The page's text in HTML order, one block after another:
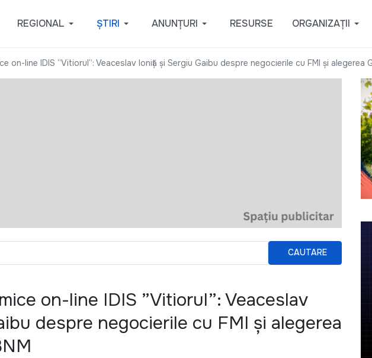
REGIONAL ȘTIRI ANUNȚURI RESURSE ORGANIZAȚII
on-line IDIS ”Vitiorul”: Veaceslav Ioniță și Sergiu Gaibu despre negocierile cu FMI și alegerea
CAUTARE
on-line IDIS ”Vitiorul”: Veaceslav
despre negocierile cu FMI și alegerea